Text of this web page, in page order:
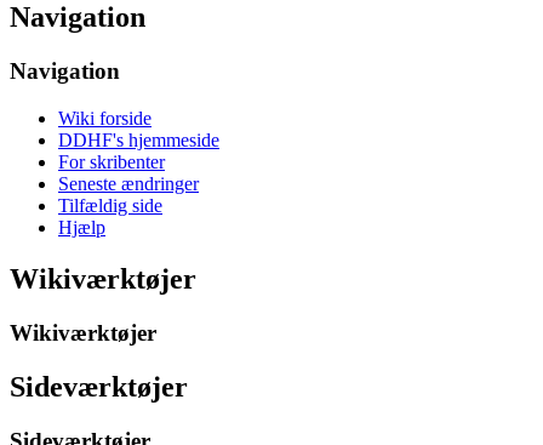
Navigation
Navigation
Wiki forside
DDHF's hjemmeside
For skribenter
Seneste ændringer
Tilfældig side
Hjælp
Wikiværktøjer
Wikiværktøjer
Sideværktøjer